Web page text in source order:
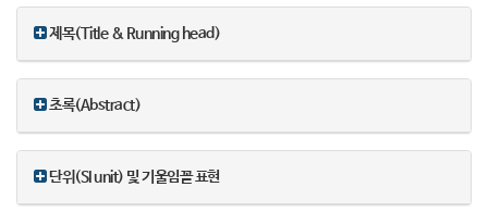
제목(Title & Running head)
초록(Abstract)
단위(SI unit) 및 기울임꼴 표현